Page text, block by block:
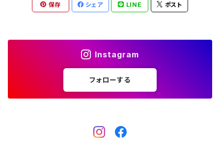
保存 シェア LINE ポスト
Instagram
フォローする